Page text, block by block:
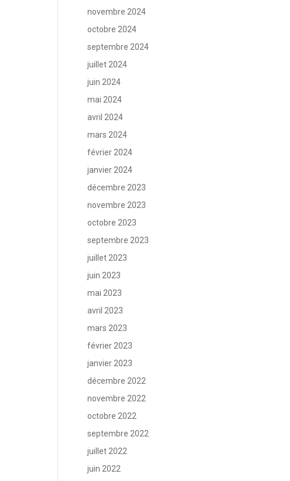
novembre 2024
octobre 2024
septembre 2024
juillet 2024
juin 2024
mai 2024
avril 2024
mars 2024
février 2024
janvier 2024
décembre 2023
novembre 2023
octobre 2023
septembre 2023
juillet 2023
juin 2023
mai 2023
avril 2023
mars 2023
février 2023
janvier 2023
décembre 2022
novembre 2022
octobre 2022
septembre 2022
juillet 2022
juin 2022